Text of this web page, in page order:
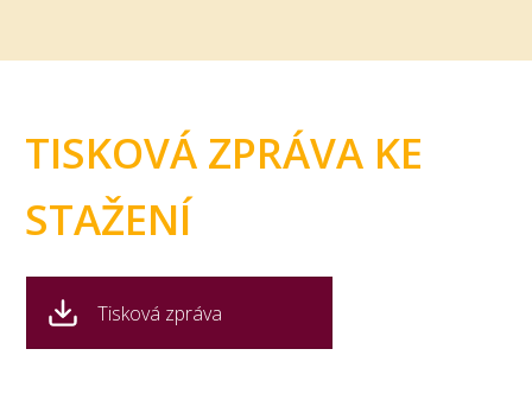
TISKOVÁ ZPRÁVA KE
STAŽENÍ
Tisková zpráva